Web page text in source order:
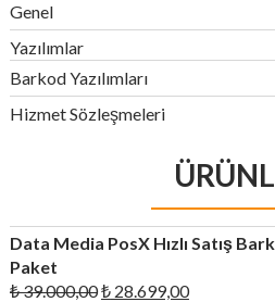
Genel
Yazılımlar
Barkod Yazılımları
Hizmet Sözleşmeleri
Data Media PosX Hızlı Satış
Paket
₺39.000,00Orijinal
₺28.699,00Şu